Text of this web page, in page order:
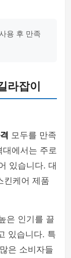
용 후 만족
라잡이
모두를 만족
에서는 주로
있습니다. 대
킨케어 제품
은 인기를 끌
있습니다. 특
은 소비자들